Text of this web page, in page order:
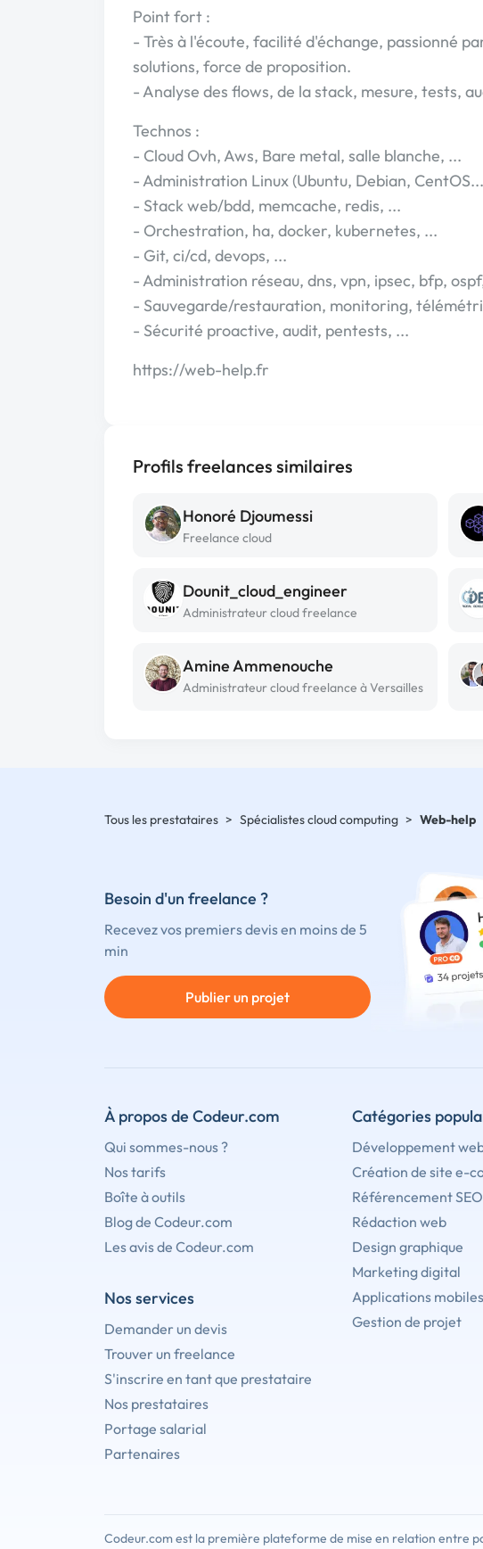
Point fort :
- Très à l'écoute, facilité d'échange, passionné
solutions, force de proposition.
- Analyse des flows, de la stack, mesure, tests,
Technos :
- Cloud Ovh, Aws, Bare metal, salle blanche, ...
- Administration Linux (Ubuntu, Debian,
- Stack web/bdd, memcache, redis, ...
- Orchestration, ha, docker, kubernetes, ...
- Git, ci/cd, devops, ...
- Administration réseau, dns, vpn, ipsec, bfp,
- Sauvegarde/restauration, monitoring,
- Sécurité proactive, audit, pentests, ...
https://web-help.fr
Profils freelances similaires
Honoré Djoumessi
Freelance cloud
Dounit_cloud_engineer
Administrateur cloud freelance
Amine Ammenouche
Administrateur cloud freelance à Versailles
Tous les prestataires > Spécialistes cloud computing > Web-help
Besoin d'un freelance ?
Recevez vos premiers devis en moins de 5
min
Publier un projet
À propos de Codeur.com
Qui sommes-nous ?
Nos tarifs
Boîte à outils
Blog de Codeur.com
Les avis de Codeur.com
Nos services
Demander un devis
Trouver un freelance
S'inscrire en tant que prestataire
Nos prestataires
Portage salarial
Partenaires
Catégories
Développement
Création de site e-
Référencement SEO
Rédaction web
Design graphique
Marketing digital
Applications mobiles
Gestion de projet
Codeur.com est la première plateforme de mise en relation entre